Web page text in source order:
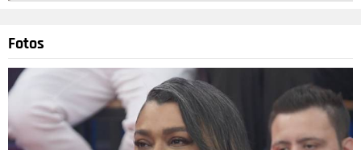
Fotos